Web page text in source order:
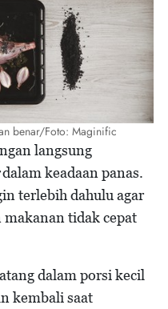
benar/Foto: Maginific
langsung
dalam keadaan panas.
terlebih dahulu agar
tidak cepat
dalam porsi kecil
kembali saat